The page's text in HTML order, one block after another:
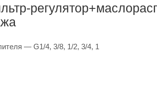
— G1/4, 3/8, 1/2, 3/4, 1